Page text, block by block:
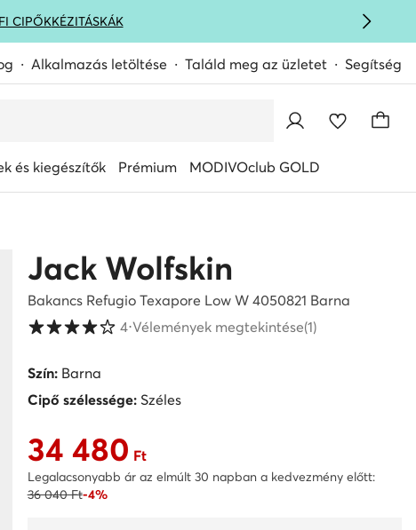
CIPŐKKÉZITÁSKÁK
Alkalmazás letöltése Találd meg az üzletet Segítség
és kiegészítők Prémium MODIVOclub GOLD
Jack Wolfskin
Bakancs Refugio Texapore Low W 4050821 Barna
Vásárlói értékelések 1-5 skálán
4⋅Vélemények megtekintése(1)
Szín:Barna
Cipő szélessége:Széles
Aktuális ár 34 480 Ft
34 480 Ft
Legalacsonyabb ár az elmúlt 30 napban a kedvezmény előtt:
36 040 Ft-4%